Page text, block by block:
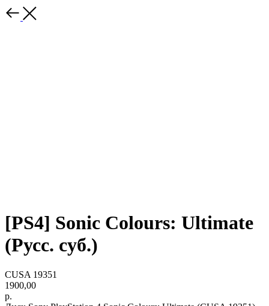
[PS4] Sonic Colours: Ultimate
(Русс. суб.)
CUSA 19351
1900,00
р.